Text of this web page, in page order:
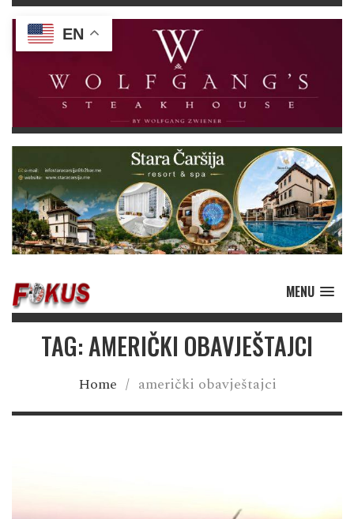
MENU
TAG: AMERIČKI OBAVJEŠTAJCI
Home / američki obavještajci
EN